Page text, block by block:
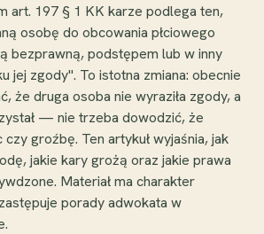
art. 197 § 1 KK karze podlega ten,
osobę do obcowania płciowego
bezprawną, podstępem lub w inny
jej zgody". To istotna zmiana: obecnie
że druga osoba nie wyraziła zgody, a
— nie trzeba dowodzić, że
groźbę. Ten artykuł wyjaśnia, jak
jakie kary grożą oraz jakie prawa
Materiał ma charakter
porady adwokata w